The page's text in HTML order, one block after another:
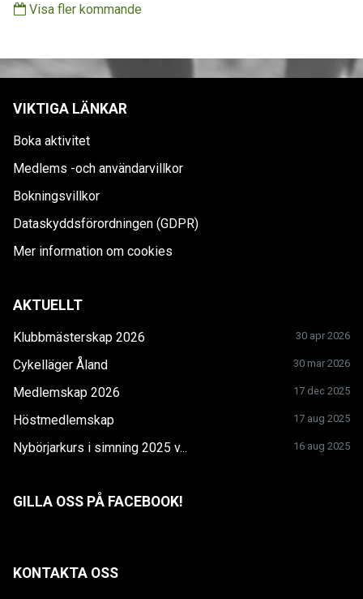
Visa fler kommande
VIKTIGA LÄNKAR
Boka aktivitet
Medlems -och användarvillkor
Bokningsvillkor
Dataskyddsförordningen (GDPR)
Mer information om cookies
AKTUELLT
Klubbmästerskap 2026 30 apr 2026
Cykelläger Åland 30 mar 2026
Medlemskap 2026 17 dec 2025
Höstmedlemskap 17 aug 2025
Nybörjarkurs i simning 2025 v... 16 aug 2025
GILLA OSS PÅ FACEBOOK!
KONTAKTA OSS